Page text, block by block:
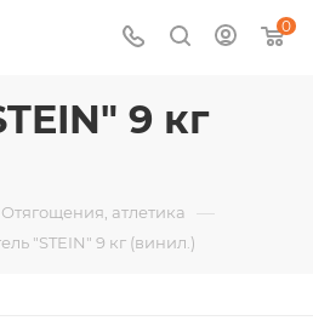
0
9 кг
Отягощения, атлетика —
"STEIN" 9 кг (винил.)